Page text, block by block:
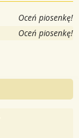
Oceń piosenkę!
Oceń piosenkę!